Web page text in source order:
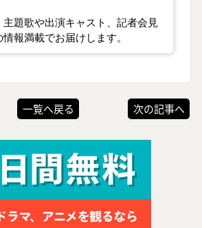
題歌や出演キャスト、記者会見
報満載でお届けします。
一覧へ戻る 次の記事へ